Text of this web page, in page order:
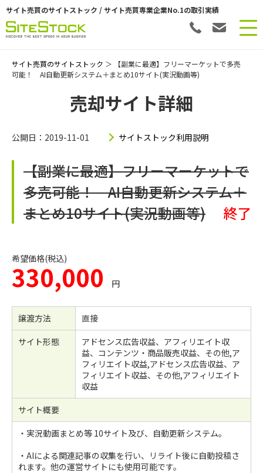
サイト売買のサイトストック / サイト売買専業企業No.1の取引実績
サイト売買のサイトストック ＞ 【副業に最適】フリーマーケットで多売
可能！ AI自動更新システム＋まとめ10サイト(実況動画等)
売却サイト詳細
公開日：2019-11-01 サイトストック利用説明
【副業に最適】フリーマーケットで
多売可能！ AI自動更新システム＋
まとめ10サイト(実況動画等)
終了
希望価格(税込)
330,000 円
譲渡方法
直接
サイト形態
アドセンス広告収益、アフィリエイト収
益、コンテンツ・商品販売収益、その他,ア
フィリエイト収益,アドセンス広告収益、ア
フィリエイト収益、その他,アフィリエイト
収益
サイト概要
・実況動画まとめ等 10サイト及び、自動更新システム。
・AIによる関連記事の収集を行い、リライト後に自動投稿さ
れます。他の運営サイトにも使用可能です。